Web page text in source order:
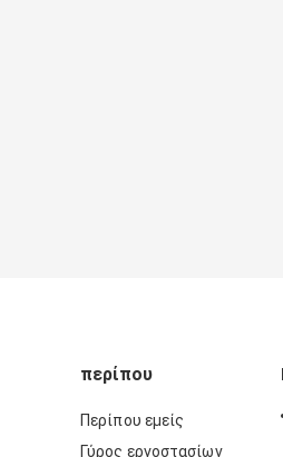
περίπου
Περίπου εμείς
Γύρος εργοστασίων